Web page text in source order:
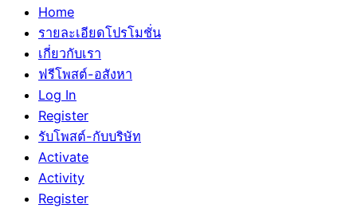
Home
รายละเอียดโปรโมชั่น
เกี่ยวกับเรา
ฟรีโพสต์-อสังหา
Log In
Register
รับโพสต์-กับบริษัท
Activate
Activity
Register